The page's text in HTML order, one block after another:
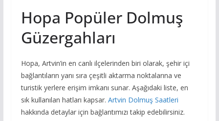
Hopa Popüler Dolmuş
Güzergahları
Hopa, Artvin’in en canlı ilçelerinden biri olarak, şehir içi
bağlantıların yanı sıra çeşitli aktarma noktalarına ve
turistik yerlere erişim imkanı sunar. Aşağıdaki liste, en
sık kullanılan hatları kapsar. Artvin Dolmuş Saatleri
hakkında detaylar için bağlantımızı takip edebilirsiniz.